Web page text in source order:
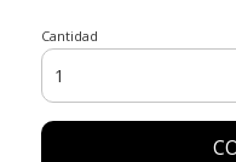
Cantidad